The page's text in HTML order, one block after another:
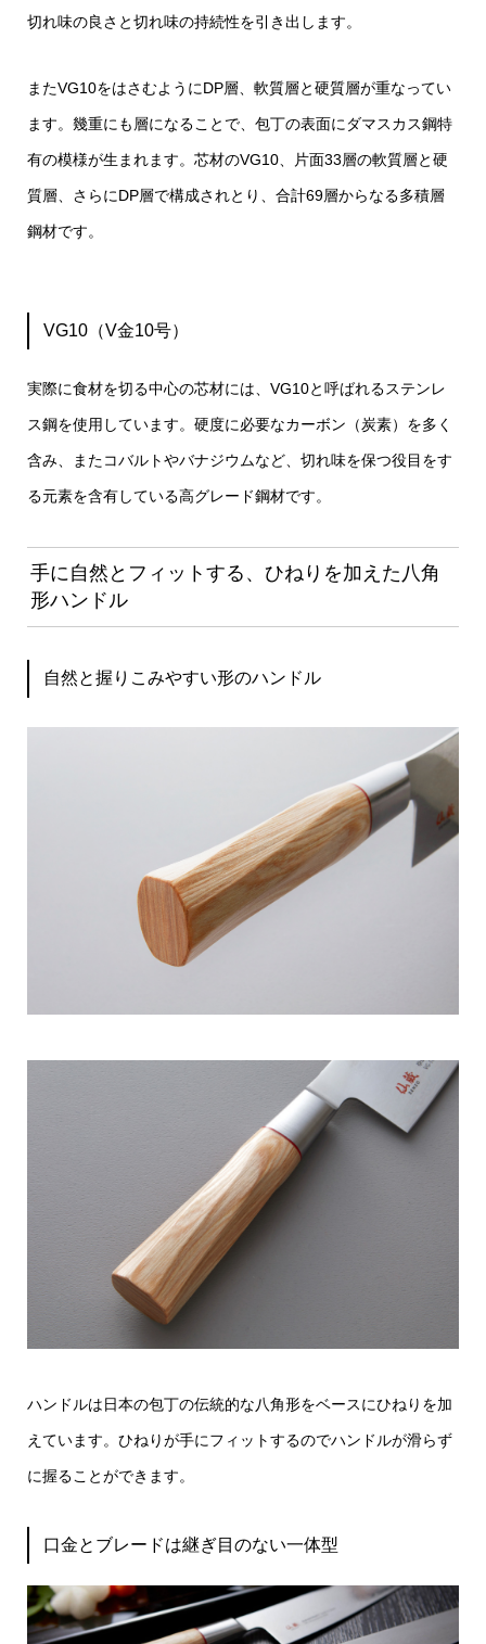
切れ味の良さと切れ味の持続性を引き出します。
またVG10をはさむようにDP層、軟質層と硬質層が重なってい
ます。幾重にも層になることで、包丁の表面にダマスカス鋼特
有の模様が生まれます。芯材のVG10、片面33層の軟質層と硬
質層、さらにDP層で構成されとり、合計69層からなる多積層
鋼材です。
VG10（V金10号）
実際に食材を切る中心の芯材には、VG10と呼ばれるステンレ
ス鋼を使用しています。硬度に必要なカーボン（炭素）を多く
含み、またコバルトやバナジウムなど、切れ味を保つ役目をす
る元素を含有している高グレード鋼材です。
手に自然とフィットする、ひねりを加えた八角
形ハンドル
自然と握りこみやすい形のハンドル
ハンドルは日本の包丁の伝統的な八角形をベースにひねりを加
えています。ひねりが手にフィットするのでハンドルが滑らず
に握ることができます。
口金とブレードは継ぎ目のない一体型